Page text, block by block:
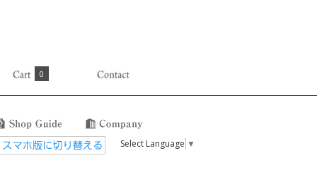
0
Select Language ▼